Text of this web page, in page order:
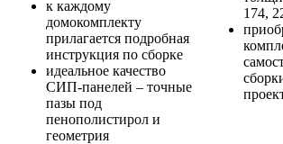
к каждому
домокомплекту
прилагается подробная
инструкция по сборке
идеальное качество
СИП-панелей – точные
пазы под
пенополистирол и
геометрия
174,